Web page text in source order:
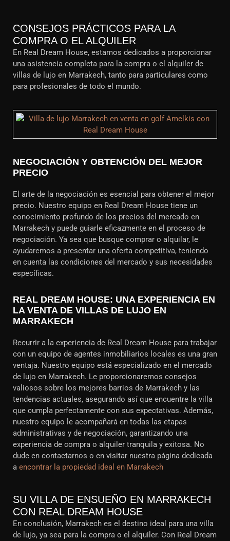
CONSEJOS PRÁCTICOS PARA LA
COMPRA O EL ALQUILER
En Real Dream House, estamos dedicados a proporcionar
una asistencia completa para la compra o el alquiler de
villas de lujo en Marrakech, tanto para particulares como
para profesionales de todo el mundo.
NEGOCIACIÓN Y OBTENCIÓN DEL MEJOR
PRECIO
El arte de la negociación es esencial para obtener el mejor
precio. Nuestro equipo en Real Dream House tiene un
conocimiento profundo de los precios del mercado en
Marrakech y puede guiarle eficazmente en el proceso de
negociación. Ya sea que busque comprar o alquilar, le
ayudaremos a presentar una oferta competitiva, teniendo
en cuenta las condiciones del mercado y sus necesidades
específicas.
REAL DREAM HOUSE: UNA EXPERIENCIA EN
LA VENTA DE VILLAS DE LUJO EN
MARRAKECH
Recurrir a la experiencia de Real Dream House para trabajar
con un equipo de agentes inmobiliarios locales es una gran
ventaja. Nuestro equipo está especializado en el mercado
de lujo en Marrakech. Le proporcionaremos consejos
valiosos sobre los mejores barrios de Marrakech y las
tendencias actuales, asegurando así que encuentre la villa
que cumpla perfectamente con sus expectativas. Además,
nuestro equipo le acompañará en todas las etapas
administrativas y de negociación, garantizando una
experiencia de compra o alquiler tranquila y exitosa. No
dude en contactarnos o en visitar nuestra página dedicada
a encontrar la propiedad ideal en Marrakech
SU VILLA DE ENSUEÑO EN MARRAKECH
CON REAL DREAM HOUSE
En conclusión, Marrakech es el destino ideal para una villa
de lujo, ya sea para la compra o el alquiler. Con Real Dream